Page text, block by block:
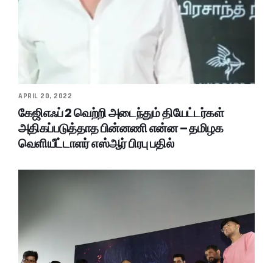
APRIL 20, 2022
கேஜிஎஃப் 2 வெற்றி அடைந்தும் தியேட்டர்கள்
அதிகப்படுத்தாத பின்னணி என்ன – தமிழக
வெளியீட்டாளர் எஸ்ஆர் பிரபு பதில்